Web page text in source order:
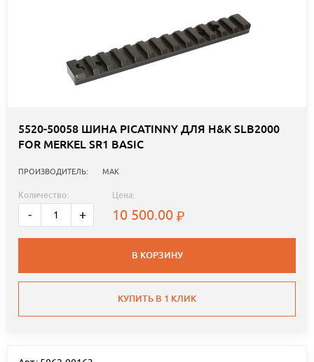
5520-50058 ШИНА PICATINNY ДЛЯ H&K SLB2000
FOR MERKEL SR1 BASIC
ПРОИЗВОДИТЕЛЬ: MAK
Количество:
- +
Цена:
10 500.00
В КОРЗИНУ
КУПИТЬ В 1 КЛИК